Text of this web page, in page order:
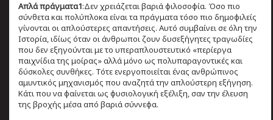
Απλά πράγματα1:Δεν χρειάζεται βαριά φιλοσοφία. Όσο πιο
σύνθετα και πολύπλοκα είναι τα πράγματα τόσο πιο δημοφιλείς
γίνονται οι απλούστερες απαντήσεις. Αυτό συμβαίνει σε όλη την
Ιστορία, ιδίως όταν οι άνθρωποι ζουν δυσεξήγητες τραγωδίες
που δεν εξηγούνται με το υπεραπλουστευτικό «περίεργα
παιχνίδια της μοίρας» αλλά μόνο ως πολυπαραγοντικές και
δύσκολες συνθήκες. Τότε ενεργοποιείται ένας ανθρώπινος
αμυντικός μηχανισμός που αναζητά την απλούστερη εξήγηση.
Κάτι που να φαίνεται ως φυσιολογική εξέλιξη, σαν την έλευση
της βροχής μέσα από βαριά σύννεφα.